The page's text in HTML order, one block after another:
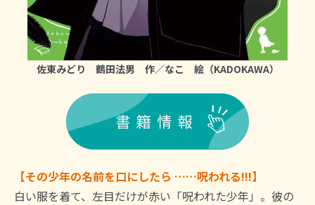
佐東みどり 鶴田法男 作／なこ 絵（KADOKAWA）
【その少年の名前を口にしたら ……呪われる!!!】
白い服を着て、左目だけが赤い「呪われた少年」。彼の